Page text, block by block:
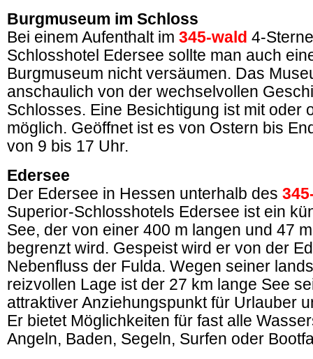
Burgmuseum im Schloss
Bei einem Aufenthalt im 345-wald 4-
Schlosshotel Edersee sollte man auch
Burgmuseum nicht versäumen. Das
anschaulich von der wechselvollen
Schlosses. Eine Besichtigung ist mit oder
möglich. Geöffnet ist es von Ostern bis
von 9 bis 17 Uhr.
Edersee
Der Edersee in Hessen unterhalb des
Superior-Schlosshotels Edersee ist ein
See, der von einer 400 m langen und 47
begrenzt wird. Gespeist wird er von der
Nebenfluss der Fulda. Wegen seiner
reizvollen Lage ist der 27 km lange See
attraktiver Anziehungspunkt für Urlauber
Er bietet Möglichkeiten für fast alle
Angeln, Baden, Segeln, Surfen oder